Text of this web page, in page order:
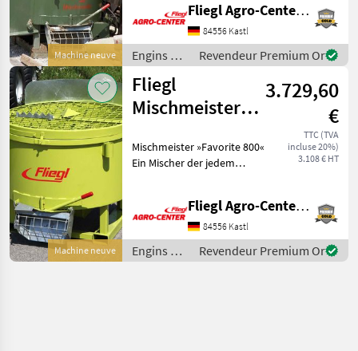
Machine neuve
Mörtel, Getreide und
Dünger geeignet. Die
gefederten Rührarme
Fliegl Agro-Center GmbH
84556 Kastl
Engins de
chantier /
Fliegl
Revendeur Premium Or
Machine neuve
Fliegl
Mischmeister
3.729,60
€
TTC (TVA
incluse 20%)
3.108 € HT
Mischmeister »Favorite 800«
Ein Mischer der jedem
harten Einsatz stellt.
Features » Einstellbarer
Seitenwand
Fliegl Agro-Center GmbH
84556 Kastl
Engins de
chantier /
Revendeur Premium Or